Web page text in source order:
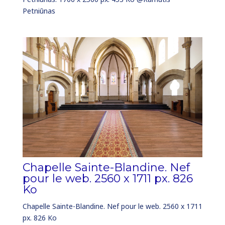
Petniūnas
Chapelle Sainte-Blandine. Nef
pour le web. 2560 x 1711 px. 826
Ko
Chapelle Sainte-Blandine. Nef pour le web. 2560 x 1711
px. 826 Ko